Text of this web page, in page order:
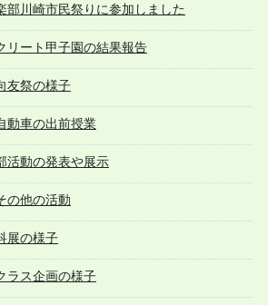
部川崎市民祭りに参加しました
リート甲子園の結果報告
友祭の様子
動車の出前授業
活動の発表や展示
の他の活動
展の様子
ラス企画の様子